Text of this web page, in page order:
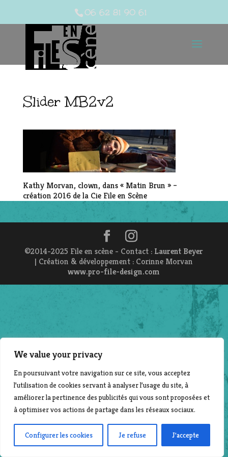
We value your privacy
En poursuivant votre navigation sur ce site, vous acceptez
l’utilisation de cookies servant à analyser l’usage du site, à
améliorer la pertinence des publicités qui vous sont proposées et
à optimiser vos actions de partage dans les réseaux sociaux.
Configurer les cookies Je refuse J'accepte
06 62 81 90 61
Slider MB2v2
Kathy Morvan, clown, dans « Matin Brun » –
création 2016 de la Cie File en Scène
©2014-2025 File en scène - Contact : Laurent Beyer
| Création & développement : Corinne Morvan
www.pro-file-design.com